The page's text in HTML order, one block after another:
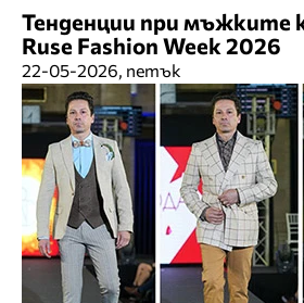
Тенденции при
Ruse Fashion Week 2026
22-05-2026, петък